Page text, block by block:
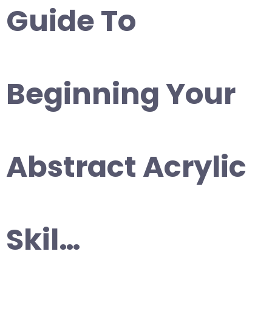
Guide To
Beginning Your
Abstract Acrylic
Skil…